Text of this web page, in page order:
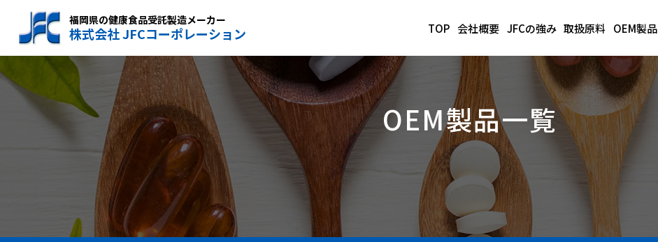
福岡県の健康食品受託製造メーカー
株式会社 JFCコーポレーション TOP 会社概要 JFCの強み 取扱原料 OEM製品
OEM製品一覧